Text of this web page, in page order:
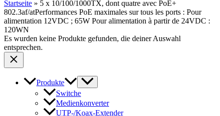
Startseite » 5 x 10/100/1000TX, dont quatre avec PoE+
802.3af/atPerformances PoE maximales sur tous les ports : Pour
alimentation 12VDC ; 65W Pour alimentation à partir de 24VDC :
120WN
Es wurden keine Produkte gefunden, die deiner Auswahl
entsprechen.
Produkte
Switche
Medienkonverter
UTP-/Koax-Extender